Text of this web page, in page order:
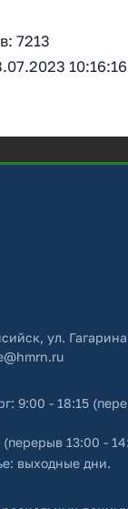
7213
10:16:16
ул.
9:00 - 18:15
13:00 -
выходные дни.